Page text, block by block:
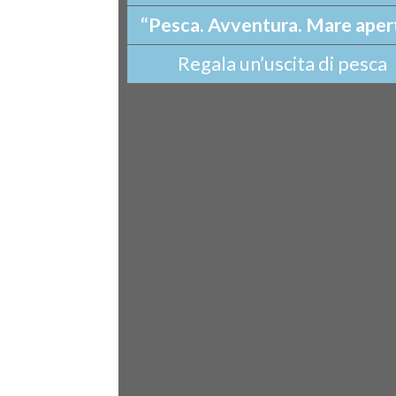
“Pesca. Avventura. Mare
Regala un’uscita di pesca